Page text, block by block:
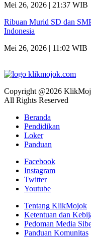
Mei 26, 2026 | 21:37 WIB
Ribuan Murid SD dan
Indonesia
Mei 26, 2026 | 11:02 WIB
Copyright @2026
All Rights Reserved
Beranda
Pendidikan
Loker
Panduan
Facebook
Instagram
Twitter
Youtube
Tentang KlikMojok
Ketentuan dan
Pedoman Media
Panduan Komunitas